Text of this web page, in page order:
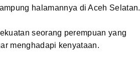
halamannya di Aceh Selatan.
seorang perempuan yang
menghadapi kenyataan.